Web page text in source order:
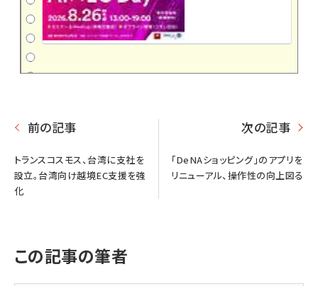
前の記事
トランスコスモス、台湾に支社を
設立。台湾向け越境EC支援を強
化
次の記事
「DeNAショッピング」のアプリを
リニューアル、操作性の向上図る
この記事の筆者